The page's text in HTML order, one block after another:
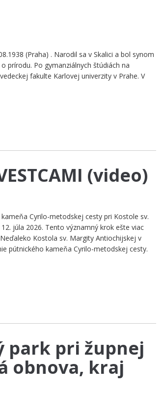
(Praha) . Narodil sa v Skalici a bol synom
prírodu. Po gymanziálnych štúdiách na
fakulte Karlovej univerzity v Prahe. V
(video)
Cyrilo-metodskej cesty pri Kostole sv.
júla 2026. Tento významný krok ešte viac
Kostola sv. Margity Antiochijskej v
pútnického kameňa Cyrilo-metodskej cesty.
park pri župnej
obnova, kraj